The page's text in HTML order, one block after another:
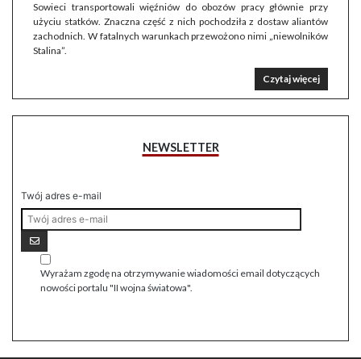
Sowieci transportowali więźniów do obozów pracy głównie przy
użyciu statków. Znaczna część z nich pochodziła z dostaw aliantów
zachodnich. W fatalnych warunkach przewożono nimi „niewolników
Stalina”.
Czytaj więcej
NEWSLETTER
Twój adres e-mail
Wyrażam zgodę na otrzymywanie wiadomości email dotyczących
nowości portalu "II wojna światowa".